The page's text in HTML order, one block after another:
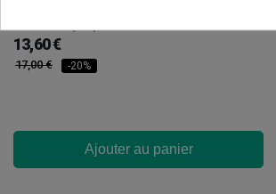
13,60 €
17,00 € -20%
Ajouter au panier